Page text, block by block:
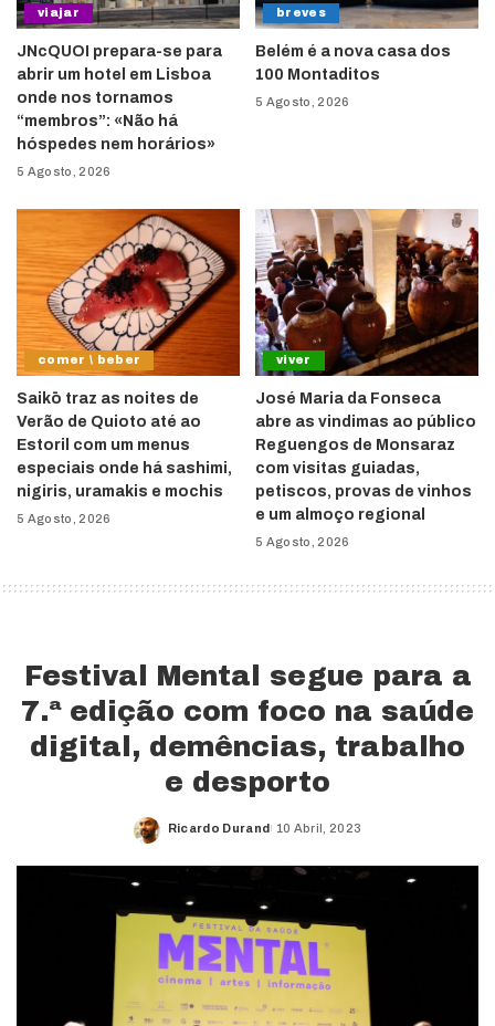
viajar
JNcQUOI prepara-se para
abrir um hotel em Lisboa
onde nos tornamos
“membros”: «Não há
hóspedes nem horários»
5 Agosto, 2026
breves
Belém é a nova casa dos
100 Montaditos
5 Agosto, 2026
comer \ beber
Saikō traz as noites de
Verão de Quioto até ao
Estoril com um menus
especiais onde há sashimi,
nigiris, uramakis e mochis
5 Agosto, 2026
viver
José Maria da Fonseca
abre as vindimas ao público
Reguengos de Monsaraz
com visitas guiadas,
petiscos, provas de vinhos
e um almoço regional
5 Agosto, 2026
Festival Mental segue para a
7.ª edição com foco na saúde
digital, demências, trabalho
e desporto
Posted
Ricardo Durand 10 Abril, 2023